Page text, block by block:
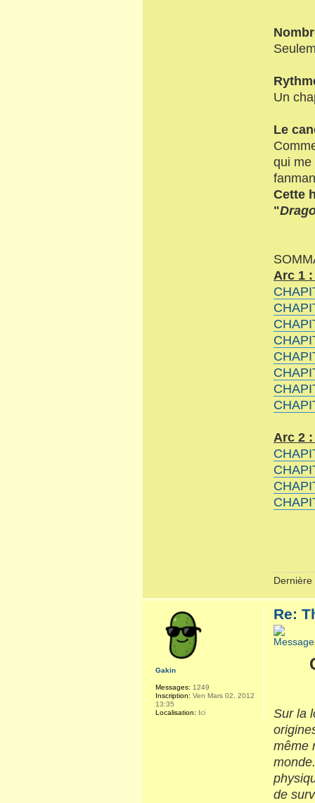
Un
Le
qui me
Cette
"
Arc 1
Arc 2
Re:
Sur la
même
de
Gakin
Messages: 1249
Inscription: Ven Mars 02, 2012
13:35
Localisation: Ici